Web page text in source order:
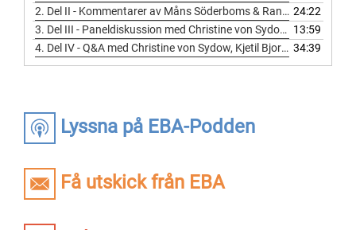
Lyssna på EBA-Podden
Få utskick från EBA
2. Del II - Kommentarer av Måns Söderboms & Ranjula Bali-Swain
24:22
3. Del III - Paneldiskussion med Christine von Sydow, Kjetil Bjorvatn, Måns Söderbom & Ranjula Bali Swain
13:59
4. Del IV - Q&A med Christine von Sydow, Kjetil Bjorvatn, Måns Söderbom & Ranjula Bali Swain & avslutande kommentarer av Gun-Britt Andersson 34:39